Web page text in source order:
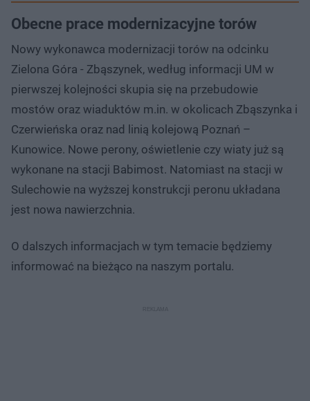
Obecne prace modernizacyjne torów
Nowy wykonawca modernizacji torów na odcinku
Zielona Góra - Zbąszynek, według informacji UM w
pierwszej kolejności skupia się na przebudowie
mostów oraz wiaduktów m.in. w okolicach Zbąszynka i
Czerwieńska oraz nad linią kolejową Poznań –
Kunowice. Nowe perony, oświetlenie czy wiaty już są
wykonane na stacji Babimost. Natomiast na stacji w
Sulechowie na wyższej konstrukcji peronu układana
jest nowa nawierzchnia.
O dalszych informacjach w tym temacie będziemy
informować na bieżąco na naszym portalu.